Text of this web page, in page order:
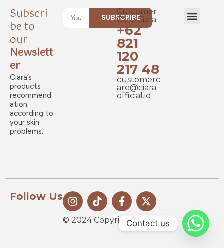
Subscri
be to
our
Newslett
er
Ciara’s
products
recommend
ation
according to
your skin
problems.
SUBSCRIBE
Customer
Care Ciara
+62
821
120
217 48
customerc
are@ciara
official.id
Follow Us
© 2024 Copyright CIARA
Contact us